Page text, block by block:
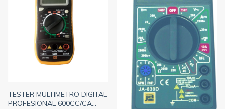
TESTER MULTIMETRO DIGITAL
PROFESIONAL 600CC/CA